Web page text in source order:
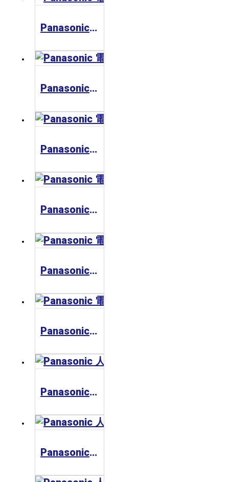
Panasonic 電力計KW2G
Panasonic 電力計KW8M
Panasonic 電力計KW4M/KW7M
Panasonic 電力計KW1M
Panasonic 電力計KW2M
Panasonic 電力計KW9M
Panasonic 人機介面GT02
Panasonic 人機介面 GT03 - 3.5"